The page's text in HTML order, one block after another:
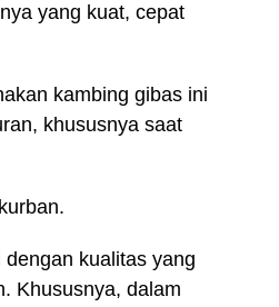
yang kuat, cepat
kambing gibas ini
khususnya saat
dengan kualitas yang
Khususnya, dalam